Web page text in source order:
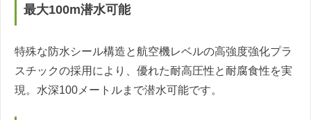
最大100m潜水可能
特殊な防水シール構造と航空機レベルの高強度強化プラ
スチックの採用により、優れた耐高圧性と耐腐食性を実
現。水深100メートルまで潜水可能です。